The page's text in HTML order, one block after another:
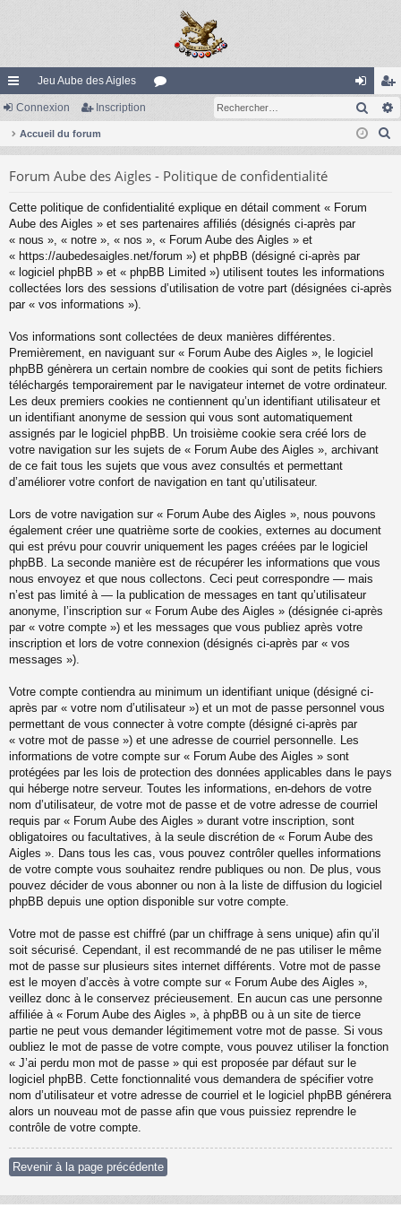
ac
co
s
Jeu Aube des Aigles
on
ne
ns
cri
Connexion Inscription
Accueil du forum
Forum Aube des Aigles - Politique de confidentialité
Cette politique de confidentialité explique en détail comment « Forum
Aube des Aigles » et ses partenaires affiliés (désignés ci-après par
« nous », « notre », « nos », « Forum Aube des Aigles » et
« https://aubedesaigles.net/forum ») et phpBB (désigné ci-après par
« logiciel phpBB » et « phpBB Limited ») utilisent toutes les informations
collectées lors des sessions d’utilisation de votre part (désignées ci-après
par « vos informations »).
Vos informations sont collectées de deux manières différentes.
Premièrement, en naviguant sur « Forum Aube des Aigles », le logiciel
phpBB génèrera un certain nombre de cookies qui sont de petits fichiers
téléchargés temporairement par le navigateur internet de votre ordinateur.
Les deux premiers cookies ne contiennent qu’un identifiant utilisateur et
un identifiant anonyme de session qui vous sont automatiquement
assignés par le logiciel phpBB. Un troisième cookie sera créé lors de
votre navigation sur les sujets de « Forum Aube des Aigles », archivant
de ce fait tous les sujets que vous avez consultés et permettant
d’améliorer votre confort de navigation en tant qu’utilisateur.
Lors de votre navigation sur « Forum Aube des Aigles », nous pouvons
également créer une quatrième sorte de cookies, externes au document
qui est prévu pour couvrir uniquement les pages créées par le logiciel
phpBB. La seconde manière est de récupérer les informations que vous
nous envoyez et que nous collectons. Ceci peut correspondre — mais
n’est pas limité à — la publication de messages en tant qu’utilisateur
anonyme, l’inscription sur « Forum Aube des Aigles » (désignée ci-après
par « votre compte ») et les messages que vous publiez après votre
inscription et lors de votre connexion (désignés ci-après par « vos
messages »).
Votre compte contiendra au minimum un identifiant unique (désigné ci-
après par « votre nom d’utilisateur ») et un mot de passe personnel vous
permettant de vous connecter à votre compte (désigné ci-après par
« votre mot de passe ») et une adresse de courriel personnelle. Les
informations de votre compte sur « Forum Aube des Aigles » sont
protégées par les lois de protection des données applicables dans le pays
qui héberge notre serveur. Toutes les informations, en-dehors de votre
nom d’utilisateur, de votre mot de passe et de votre adresse de courriel
requis par « Forum Aube des Aigles » durant votre inscription, sont
obligatoires ou facultatives, à la seule discrétion de « Forum Aube des
Aigles ». Dans tous les cas, vous pouvez contrôler quelles informations
de votre compte vous souhaitez rendre publiques ou non. De plus, vous
pouvez décider de vous abonner ou non à la liste de diffusion du logiciel
phpBB depuis une option disponible sur votre compte.
Votre mot de passe est chiffré (par un chiffrage à sens unique) afin qu’il
soit sécurisé. Cependant, il est recommandé de ne pas utiliser le même
mot de passe sur plusieurs sites internet différents. Votre mot de passe
est le moyen d’accès à votre compte sur « Forum Aube des Aigles »,
veillez donc à le conservez précieusement. En aucun cas une personne
affiliée à « Forum Aube des Aigles », à phpBB ou à un site de tierce
partie ne peut vous demander légitimement votre mot de passe. Si vous
oubliez le mot de passe de votre compte, vous pouvez utiliser la fonction
« J’ai perdu mon mot de passe » qui est proposée par défaut sur le
logiciel phpBB. Cette fonctionnalité vous demandera de spécifier votre
nom d’utilisateur et votre adresse de courriel et le logiciel phpBB générera
alors un nouveau mot de passe afin que vous puissiez reprendre le
contrôle de votre compte.
Revenir à la page précédente